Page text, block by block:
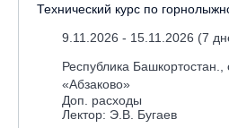
Технический курс по
9.11.2026 - 15.11.2026 (7
Республика
«Абзаково»
Доп. расходы
Лектор: Э.В. Бугаев